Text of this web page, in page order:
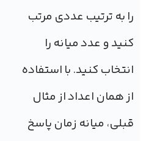
را به ترتیب عددی مرتب
کنید و عدد میانه را
انتخاب کنید. با استفاده
از همان اعداد از مثال
قبلی، میانه زمان پاسخ